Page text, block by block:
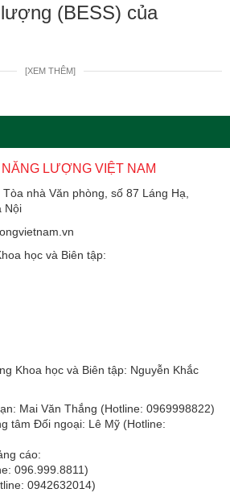
(BESS) của
[XEM THÊM]
LƯỢNG VIỆT NAM
nhà Văn phòng, số 87 Láng Hạ,
Nội
học và Biên tập:
Khoa học và Biên tập: Nguyễn Khắc
Mai Văn Thắng (Hotline: 0969998822)
tâm Đối ngoại: Lê Mỹ (Hotline:
cáo:
096.999.8811)
0942632014)